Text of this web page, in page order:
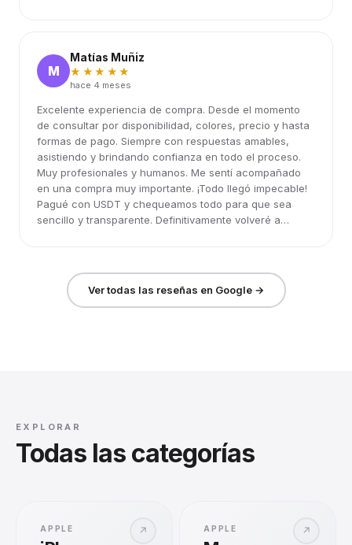
M
Matías Muñiz
★★★★★
hace 4 meses
Excelente experiencia de compra. Desde el momento
de consultar por disponibilidad, colores, precio y hasta
formas de pago. Siempre con respuestas amables,
asistiendo y brindando confianza en todo el proceso.
Muy profesionales y humanos. Me sentí acompañado
en una compra muy importante. ¡Todo llegó impecable!
Pagué con USDT y chequeamos todo para que sea
sencillo y transparente. Definitivamente volveré a
Ver todas las reseñas en Google →
EXPLORAR
Todas las categorías
↗
APPLE ↗
APPLE